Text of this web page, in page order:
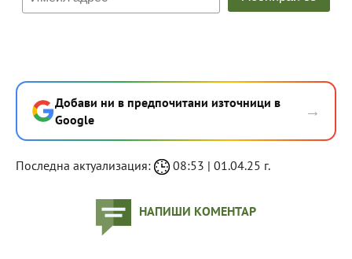
Добави ни в предпочитани източници в
Google
→
Последна актуализация: 08:53 | 01.04.25 г.
НАПИШИ КОМЕНТАР